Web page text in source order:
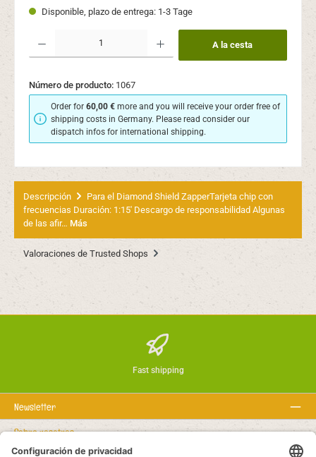
Disponible, plazo de entrega: 1-3 Tage
Cantidad del producto: introduce la cantidad deseada o usa los botones para
A la cesta
Número de producto: 1067
Order for60,00 € more and you will receive your order free of
shipping costs in Germany. Please read consider our
dispatch infos for international shipping.
Descripción
Para el Diamond Shield ZapperTarjeta chip con
frecuencias Duración: 1:15' Descargo de responsabilidad Algunas
de las afir… Más
Valoraciones de Trusted Shops
Fast shipping
Newsletter
Sobre nosotros